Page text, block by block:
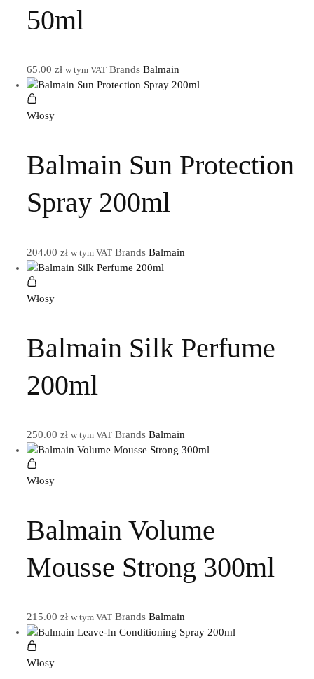
50ml
65.00 zł w tym VATBrands Balmain
Włosy
Balmain Sun Protection
Spray 200ml
204.00 zł w tym VATBrands Balmain
Włosy
Balmain Silk Perfume
200ml
250.00 zł w tym VATBrands Balmain
Włosy
Balmain Volume
Mousse Strong 300ml
215.00 zł w tym VATBrands Balmain
Włosy